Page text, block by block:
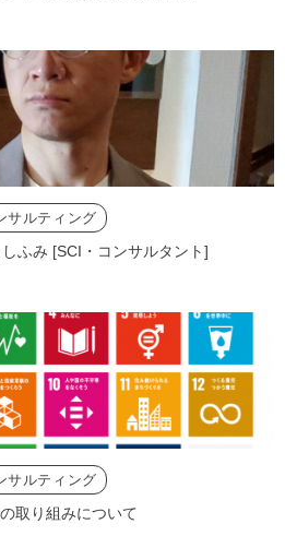
サルティング
ふみ [SCI・コンサルタント]
サルティング
取り組みについて